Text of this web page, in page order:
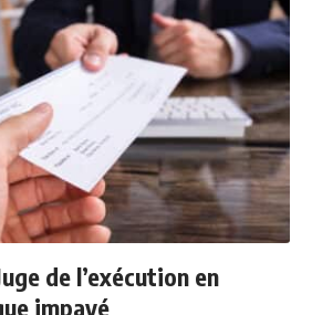
de l’exécution en
impayé